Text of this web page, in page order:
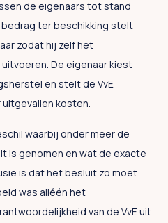
de eigenaars tot stand
ter beschikking stelt
zodat hij zelf het
De eigenaar kiest
en stelt de VvE
kosten.
waarbij onder meer de
is genomen en wat de exacte
is dat het besluit zo moet
was alléén het
van de VvE uit